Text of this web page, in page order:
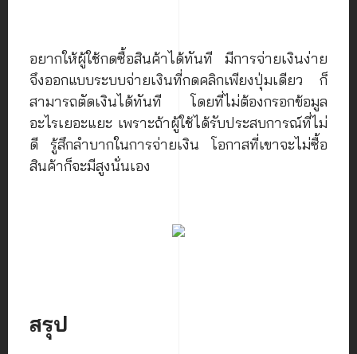
อยากให้ผู้ใช้กดซื้อสินค้าได้ทันที มีการจ่ายเงินง่าย
จึงออกแบบระบบจ่ายเงินที่กดคลิกเพียงปุ่มเดียว ก็
สามารถตัดเงินได้ทันที โดยที่ไม่ต้องกรอกข้อมูล
อะไรเยอะแยะ เพราะถ้าผู้ใช้ได้รับประสบการณ์ที่ไม่
ดี รู้สึกลำบากในการจ่ายเงิน โอกาสที่เขาจะไม่ซื้อ
สินค้าก็จะมีสูงนั่นเอง
สรุป